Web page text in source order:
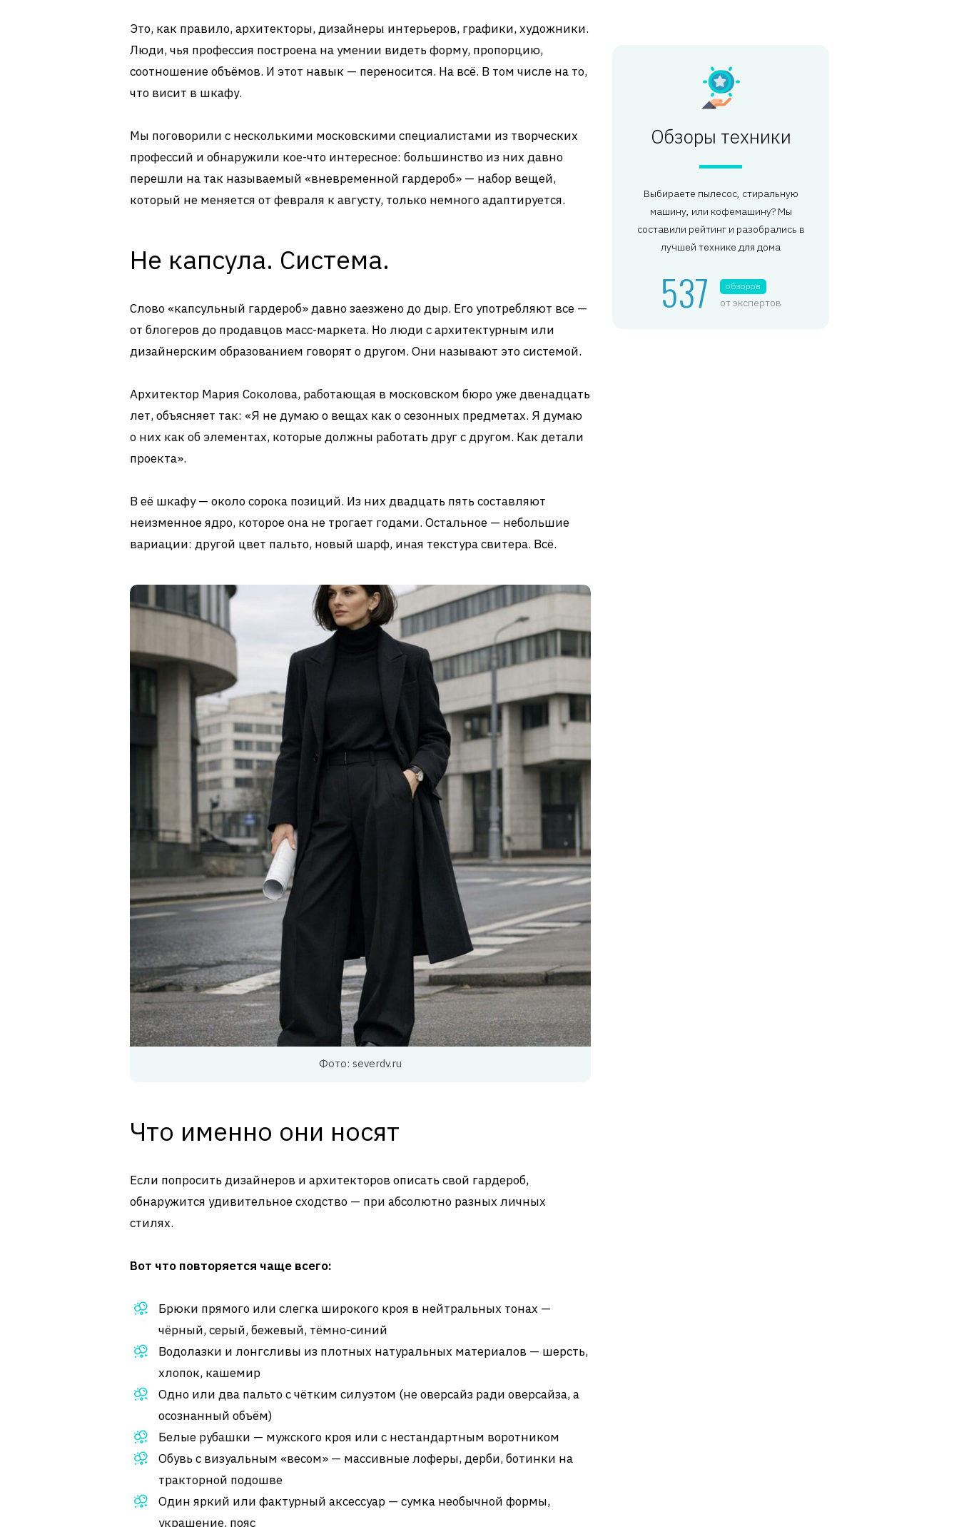
Это, как правило, архитекторы, дизайнеры интерьеров, графики, художники.
Люди, чья профессия построена на умении видеть форму, пропорцию,
соотношение объёмов. И этот навык — переносится. На всё. В том числе на то,
что висит в шкафу.
Мы поговорили с несколькими московскими специалистами из творческих
профессий и обнаружили кое-что интересное: большинство из них давно
перешли на так называемый «вневременной гардероб» — набор вещей,
который не меняется от февраля к августу, только немного адаптируется.
Не капсула. Система.
Слово «капсульный гардероб» давно заезжено до дыр. Его употребляют все —
от блогеров до продавцов масс-маркета. Но люди с архитектурным или
дизайнерским образованием говорят о другом. Они называют это системой.
Архитектор Мария Соколова, работающая в московском бюро уже двенадцать
лет, объясняет так: «Я не думаю о вещах как о сезонных предметах. Я думаю
о них как об элементах, которые должны работать друг с другом. Как детали
проекта».
В её шкафу — около сорока позиций. Из них двадцать пять составляют
неизменное ядро, которое она не трогает годами. Остальное — небольшие
вариации: другой цвет пальто, новый шарф, иная текстура свитера. Всё.
Фото: severdv.ru
Что именно они носят
Если попросить дизайнеров и архитекторов описать свой гардероб,
обнаружится удивительное сходство — при абсолютно разных личных
стилях.
Вот что повторяется чаще всего:
Брюки прямого или слегка широкого кроя в нейтральных тонах —
чёрный, серый, бежевый, тёмно-синий
Водолазки и лонгсливы из плотных натуральных материалов — шерсть,
хлопок, кашемир
Одно или два пальто с чётким силуэтом (не оверсайз ради оверсайза, а
осознанный объём)
Белые рубашки — мужского кроя или с нестандартным воротником
Обувь с визуальным «весом» — массивные лоферы, дерби, ботинки на
тракторной подошве
Один яркий или фактурный аксессуар — сумка необычной формы,
украшение, пояс
Обзоры техники
Выбираете пылесос, стиральную
машину, или кофемашину? Мы
составили рейтинг и разобрались в
лучшей технике для дома
537 обзоров
от экспертов